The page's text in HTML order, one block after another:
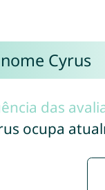
Cyrus
das
ocupa